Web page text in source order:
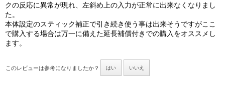
クの反応に異常が現れ、左斜め上の入力が正常に出来なくなりまし
た。
本体設定のスティック補正で引き続き使う事は出来そうですがここ
で購入する場合は万一に備えた延長補償付きでの購入をオススメし
ます。
このレビューは参考になりましたか？ はい いいえ